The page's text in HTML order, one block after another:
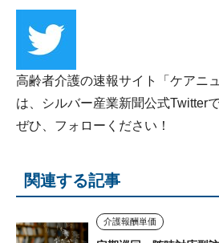
高齢者介護の速報サイト「ケアニ
は、シルバー産業新聞公式Twitter
ぜひ、フォローください！
関連する記事
介護報酬単価